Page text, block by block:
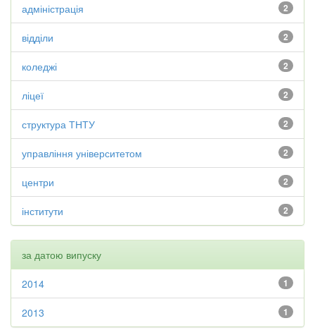
2
адміністрація
2
відділи
2
коледжі
2
ліцеї
2
структура ТНТУ
2
управління університетом
2
центри
2
інститути
за датою випуску
1
2014
1
2013